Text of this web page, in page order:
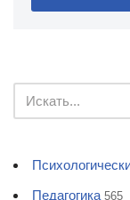
Педагогика 565